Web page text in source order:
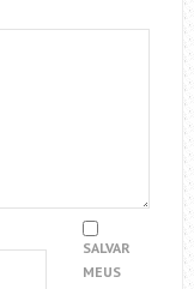
SALVAR
MEUS